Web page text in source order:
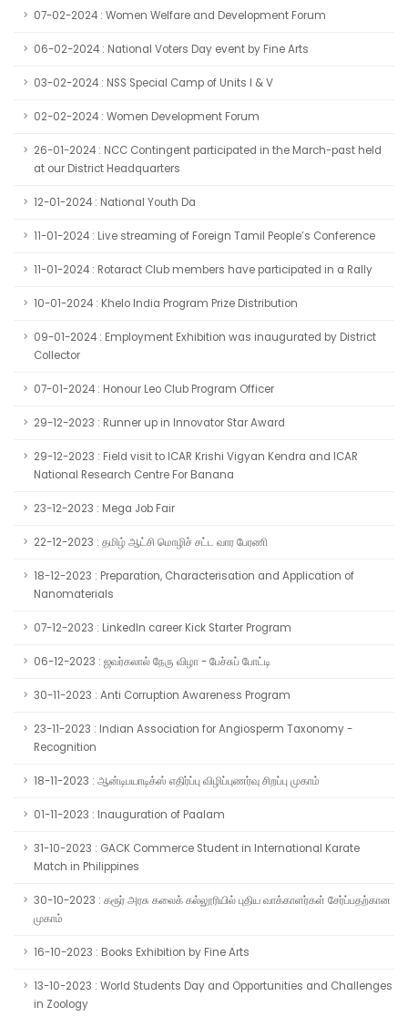
07-02-2024 : Women Welfare and Development Forum
06-02-2024 : National Voters Day event by Fine Arts
03-02-2024 : NSS Special Camp of Units I & V
02-02-2024 : Women Development Forum
26-01-2024 : NCC Contingent participated in the March-past held
at our District Headquarters
12-01-2024 : National Youth Da
11-01-2024 : Live streaming of Foreign Tamil People’s Conference
11-01-2024 : Rotaract Club members have participated in a Rally
10-01-2024 : Khelo India Program Prize Distribution
09-01-2024 : Employment Exhibition was inaugurated by District
Collector
07-01-2024 : Honour Leo Club Program Officer
29-12-2023 : Runner up in Innovator Star Award
29-12-2023 : Field visit to ICAR Krishi Vigyan Kendra and ICAR
National Research Centre For Banana
23-12-2023 : Mega Job Fair
22-12-2023 : தமிழ் ஆட்சி மொழிச் சட்ட வார பேரணி
18-12-2023 : Preparation, Characterisation and Application of
Nanomaterials
07-12-2023 : LinkedIn career Kick Starter Program
06-12-2023 : ஜவர்கலால் நேரு விழா - பேச்சுப் போட்டி
30-11-2023 : Anti Corruption Awareness Program
23-11-2023 : Indian Association for Angiosperm Taxonomy -
Recognition
18-11-2023 : ஆன்டிபயாடிக்ஸ் எதிர்ப்பு விழிப்புணர்வு சிறப்பு முகாம்
01-11-2023 : Inauguration of Paalam
31-10-2023 : GACK Commerce Student in International Karate
Match in Philippines
30-10-2023 : கரூர் அரசு கலைக் கல்லூரியில் புதிய வாக்காளர்கள் சேர்ப்பதற்கான
முகாம்
16-10-2023 : Books Exhibition by Fine Arts
13-10-2023 : World Students Day and Opportunities and Challenges
in Zoology